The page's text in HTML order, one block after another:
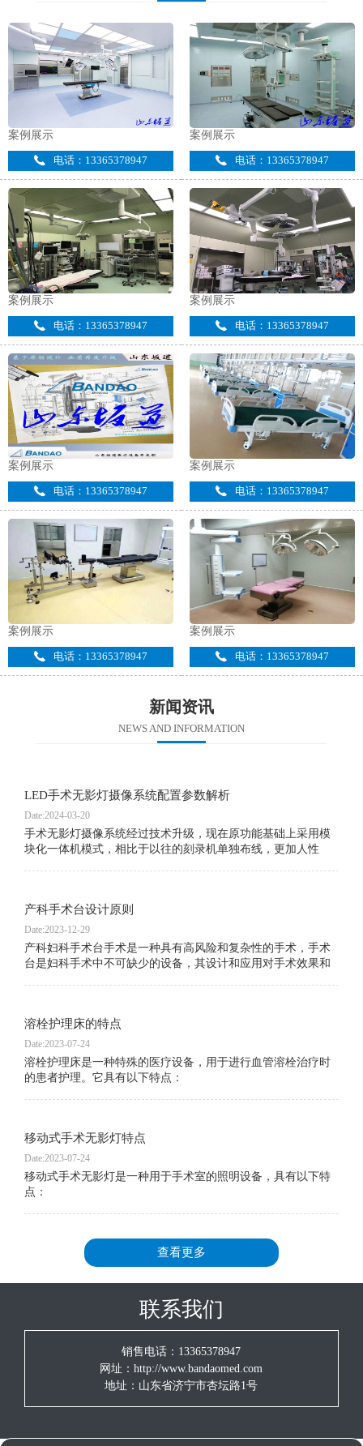
案例展示
电话：13365378947
案例展示
电话：13365378947
案例展示
电话：13365378947
案例展示
电话：13365378947
案例展示
电话：13365378947
案例展示
电话：13365378947
案例展示
电话：13365378947
案例展示
电话：13365378947
新闻资讯
NEWS AND INFORMATION
LED手术无影灯摄像系统配置参数解析
Date:2024-03-20
手术无影灯摄像系统经过技术升级，现在原功能基础上采用模
块化一体机模式，相比于以往的刻录机单独布线，更加人性
产科手术台设计原则
Date:2023-12-29
产科妇科手术台手术是一种具有高风险和复杂性的手术，手术
台是妇科手术中不可缺少的设备，其设计和应用对手术效果和
溶栓护理床的特点
Date:2023-07-24
溶栓护理床是一种特殊的医疗设备，用于进行血管溶栓治疗时
的患者护理。它具有以下特点：
移动式手术无影灯特点
Date:2023-07-24
移动式手术无影灯是一种用于手术室的照明设备，具有以下特
点：
查看更多
联系我们
销售电话：13365378947
网址：http://www.bandaomed.com
地址：山东省济宁市杏坛路1号